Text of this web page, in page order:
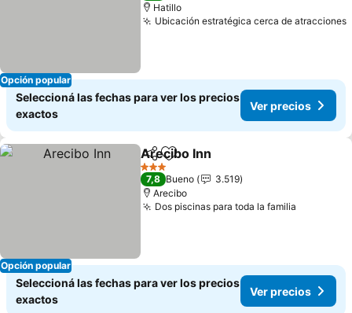
Opción popular
Hatillo
Ubicación estratégica cerca de atracciones
Seleccioná las fechas para ver los precios
exactos
Ver precios
Opción popular
CompartirAñadir a favoritos
Arecibo Inn
3 Estrellas
7,8 Bueno
3.519
Arecibo
Dos piscinas para toda la familia
Seleccioná las fechas para ver los precios
exactos
Ver precios